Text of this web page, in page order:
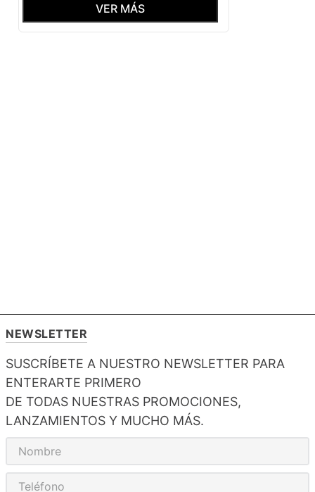
VER MÁS
NEWSLETTER
SUSCRÍBETE A NUESTRO NEWSLETTER PARA
ENTERARTE PRIMERO
DE TODAS NUESTRAS PROMOCIONES,
LANZAMIENTOS Y MUCHO MÁS.